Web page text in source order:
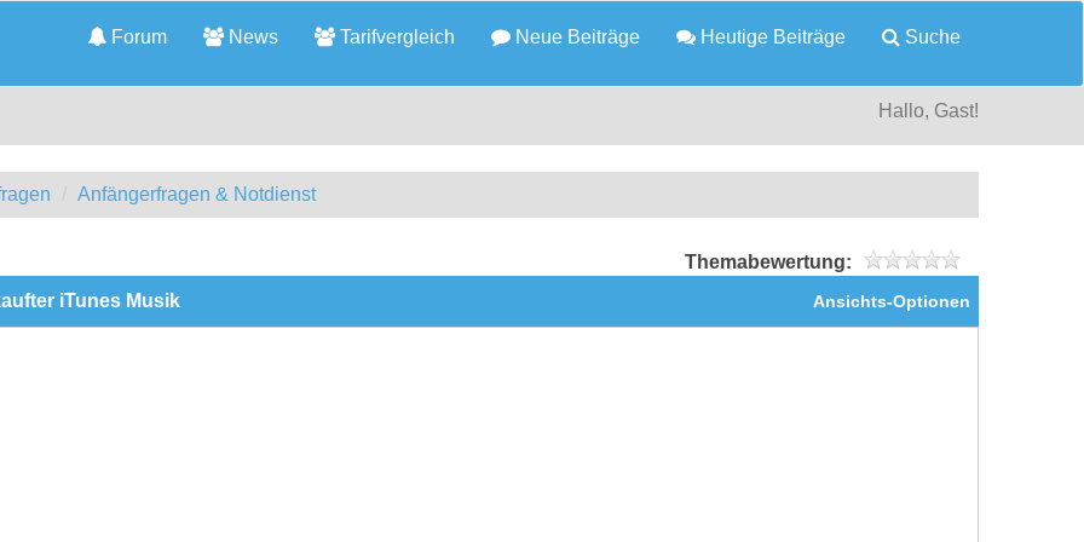
Forum News Tarifvergleich Neue Beiträge Heutige Beiträge Suche
Hallo, Gast!
Anfängerfragen & Notdienst
Themabewertung:
Ansichts-Optionen
iTunes Musik